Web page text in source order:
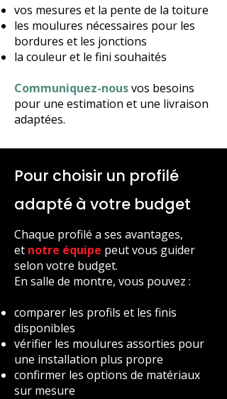
vos mesures et la pente de la toiture
les moulures nécessaires pour les
bordures et les jonctions
la couleur et le fini souhaités
Communiquez-nousvos besoins
pour une estimation et une livraison
adaptées.
Pour choisir un profilé
adapté à votre budget
Chaque profilé a ses avantages,
et notre équipe peut vous guider
selon votre budget.
En salle de montre, vous pouvez :
comparer les profils et les finis
disponibles
vérifier les moulures assorties pour
une installation plus propre
confirmer les options de matériaux
sur mesure